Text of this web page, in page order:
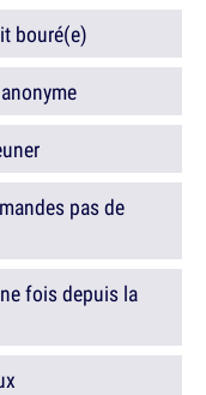
bouré(e)
pas de
fois depuis la